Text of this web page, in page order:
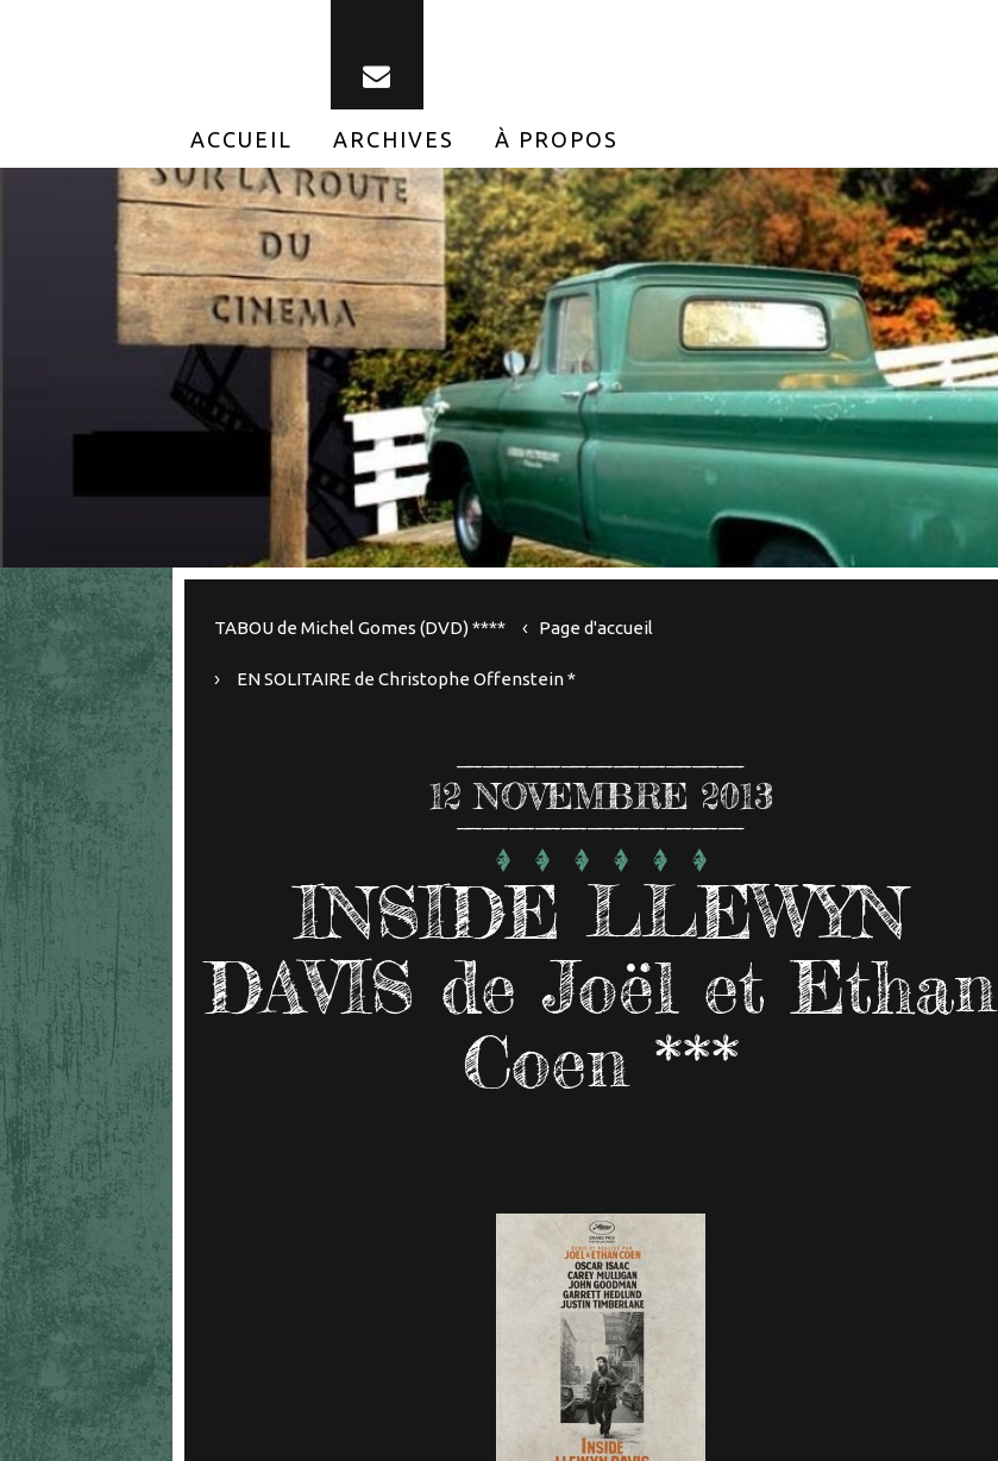
ACCUEIL ARCHIVES À PROPOS
TABOU de Michel Gomes (DVD) **** Page d'accueil
EN SOLITAIRE de Christophe Offenstein *
12 NOVEMBRE 2013
INSIDE LLEWYN
DAVIS de Joël et Ethan
Coen ***